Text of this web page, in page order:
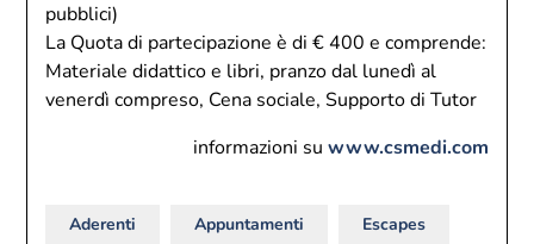
pubblici)
La Quota di partecipazione è di € 400 e comprende:
Materiale didattico e libri, pranzo dal lunedì al
venerdì compreso, Cena sociale, Supporto di Tutor
informazioni su www.csmedi.com
Aderenti Appuntamenti Escapes